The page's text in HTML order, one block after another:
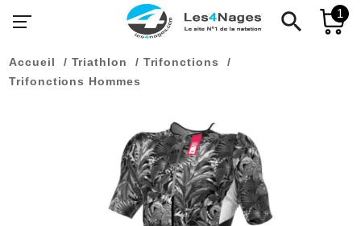
search 1
Accueil Triathlon
Trifonctions
Trifonctions Hommes